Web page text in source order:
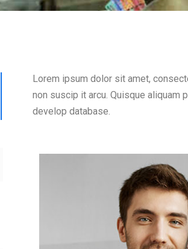
Lorem ipsum dolor sit amet,
non suscip it arcu. Quisque aliquam
develop database.